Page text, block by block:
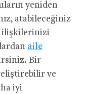
yeniden
atabileceğiniz
ilişkilerinizi
aile
Bir
ve
iyi